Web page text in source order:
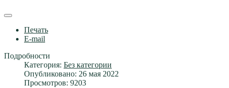
Печать
E-mail
Подробности
Категория: Без категории
Опубликовано: 26 мая 2022
Просмотров: 9203